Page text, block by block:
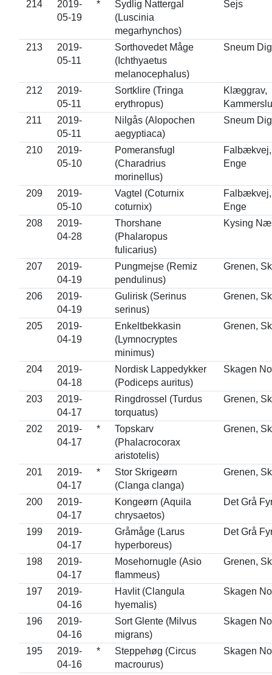
214
2019-
05-19
*
Sydlig Nattergal
(Luscinia
megarhynchos)
Sejs
213
2019-
05-11
Sorthovedet Måge
(Ichthyaetus
melanocephalus)
Sneum
212
2019-
05-11
Sortklire (Tringa
erythropus)
Klæggrav,
211
2019-
05-11
Nilgås (Alopochen
aegyptiaca)
Sneum
210
2019-
05-10
Pomeransfugl
(Charadrius
morinellus)
Enge
209
2019-
05-10
Vagtel (Coturnix
coturnix)
Enge
208
2019-
04-28
Thorshane
(Phalaropus
fulicarius)
Kysing
207
2019-
04-19
Pungmejse (Remiz
pendulinus)
Grenen,
206
2019-
04-19
Gulirisk (Serinus
serinus)
Grenen,
205
2019-
04-19
Enkeltbekkasin
(Lymnocryptes
minimus)
Grenen,
204
2019-
04-18
Nordisk Lappedykker
(Podiceps auritus)
Skagen
203
2019-
04-17
Ringdrossel (Turdus
torquatus)
Grenen,
202
2019-
04-17
*
Topskarv
(Phalacrocorax
aristotelis)
Grenen,
201
2019-
04-17
*
Stor Skrigeørn
(Clanga clanga)
Grenen,
200
2019-
04-17
Kongeørn (Aquila
chrysaetos)
Det Grå
199
2019-
04-17
Gråmåge (Larus
hyperboreus)
Det Grå
198
2019-
04-17
Mosehornugle (Asio
flammeus)
Grenen,
197
2019-
04-16
Havlit (Clangula
hyemalis)
Skagen
196
2019-
04-16
Sort Glente (Milvus
migrans)
Skagen
195
2019-
04-16
*
Steppehøg (Circus
macrourus)
Skagen